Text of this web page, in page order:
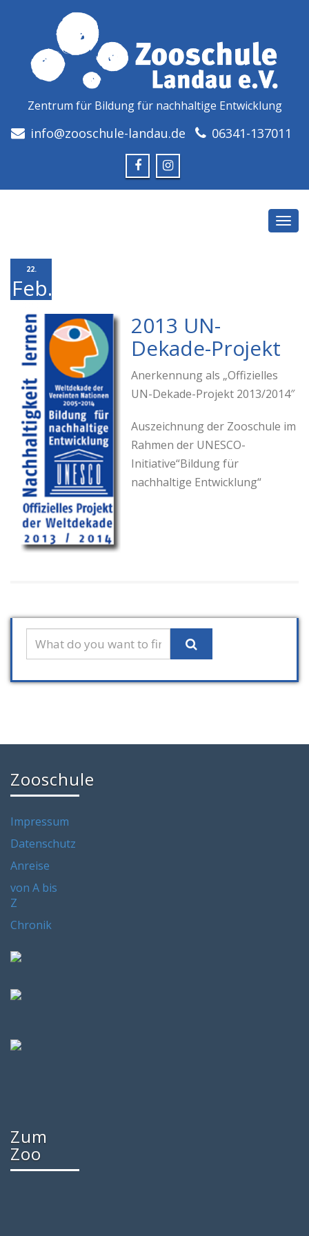
Zentrum für Bildung für nachhaltige Entwicklung
info@zooschule-landau.de 06341-137011
22.
Feb.
2013 UN-
Dekade-Projekt
Anerkennung als „Offizielles
UN-Dekade-Projekt 2013/2014″
Auszeichnung der Zooschule im
Rahmen der UNESCO-
Initiative“Bildung für
nachhaltige Entwicklung“
Zooschule
Impressum
Datenschutz
Anreise
von A bis
Z
Chronik
Zum
Zoo